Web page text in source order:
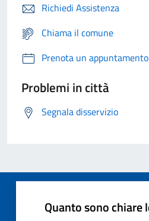
Richiedi Assistenza
Chiama il comune
Prenota un appuntamento
Problemi in città
Segnala disservizio
Quanto sono